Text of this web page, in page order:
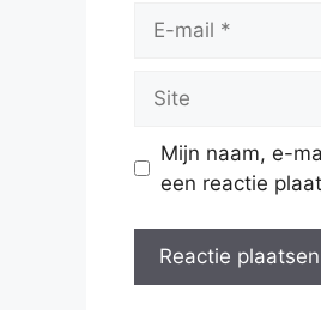
mail
Mijn naam, e-
een reactie